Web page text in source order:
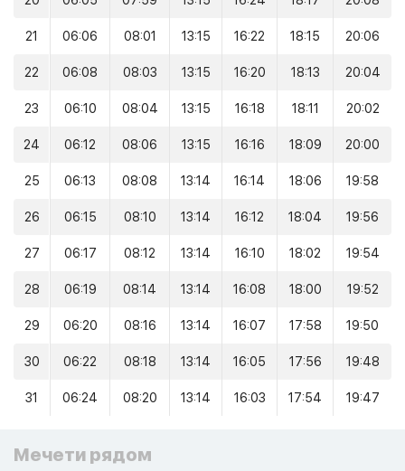
21 06:06 08:01 13:15 16:22 18:15 20:06
22 06:08 08:03 13:15 16:20 18:13 20:04
23 06:10 08:04 13:15 16:18 18:11 20:02
24 06:12 08:06 13:15 16:16 18:09 20:00
25 06:13 08:08 13:14 16:14 18:06 19:58
26 06:15 08:10 13:14 16:12 18:04 19:56
27 06:17 08:12 13:14 16:10 18:02 19:54
28 06:19 08:14 13:14 16:08 18:00 19:52
29 06:20 08:16 13:14 16:07 17:58 19:50
30 06:22 08:18 13:14 16:05 17:56 19:48
31 06:24 08:20 13:14 16:03 17:54 19:47
Мечети рядом